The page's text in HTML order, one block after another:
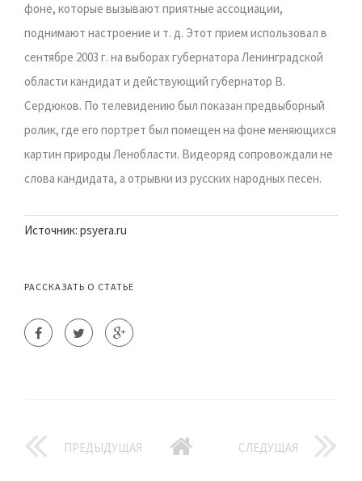
фоне, которые вызывают приятные ассоциации,
поднимают настроение и т. д. Этот прием использовал в
сентябре 2003 г. на выборах губернатора Ленинградской
области кандидат и действующий губернатор В.
Сердюков. По телевидению был показан предвыборный
ролик, где его портрет был помещен на фоне меняющихся
картин природы Ленобласти. Видеоряд сопровождали не
слова кандидата, а отрывки из русских народных песен.
Источник: psyera.ru
РАССКАЗАТЬ О СТАТЬЕ
ПРЕДЫДУЩАЯ СЛЕДУЩАЯ